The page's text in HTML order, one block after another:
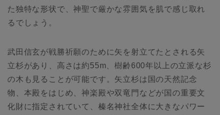
た独特な形状で、神聖で厳かな雰囲気を肌で感じ取れ
るでしょう。
武田信玄が戦勝祈願のために矢を射立てたとされる矢
立杉があり、高さは約55m、樹齢600年以上の立派な杉
の木も見ることが可能です。矢立杉は国の天然記念
物、本殿をはじめ、神楽殿や双竜門などが国の重要文
化財に指定されていて、榛名神社全体に大きなパワー